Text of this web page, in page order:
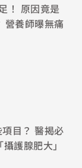
！ 原因竟是
營養師曝無痛
目？ 醫揭必
護腺肥大」